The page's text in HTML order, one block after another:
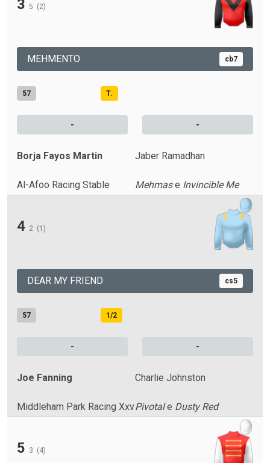
3 5 (2)
MEHMENTO cb7
57 T.
- -
Borja Fayos Martin Jaber Ramadhan
Al-Afoo Racing Stable Mehmase Invincible Me
4 2 (1)
DEAR MY FRIEND cs5
57 1/2
- -
Joe Fanning Charlie Johnston
Middleham Park Racing XxvPivotale Dusty Red
5 3 (4)